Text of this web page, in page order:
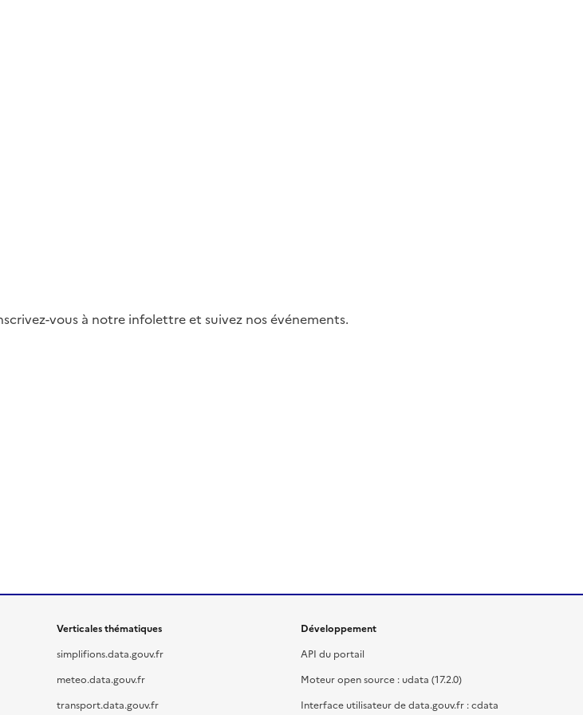
vous à notre infolettre et suivez nos événements.
Verticales thématiques
simplifions.data.gouv.fr
meteo.data.gouv.fr
transport.data.gouv.fr
Développement
API du portail
Moteur open source : udata (17.2.0)
Interface utilisateur de data.gouv.fr : cdata